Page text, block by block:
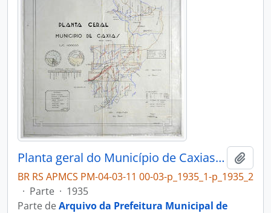
Planta geral do Município de Caxias - Divisão territorial
BR RS APMCS PM-04-03-11 00-03-p_1935_1-p_1935_2
· Parte · 1935
Parte deArquivo da Prefeitura Municipal de